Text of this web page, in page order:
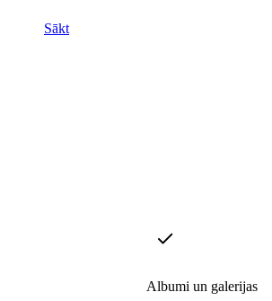
Sākt
Albumi un galerijas